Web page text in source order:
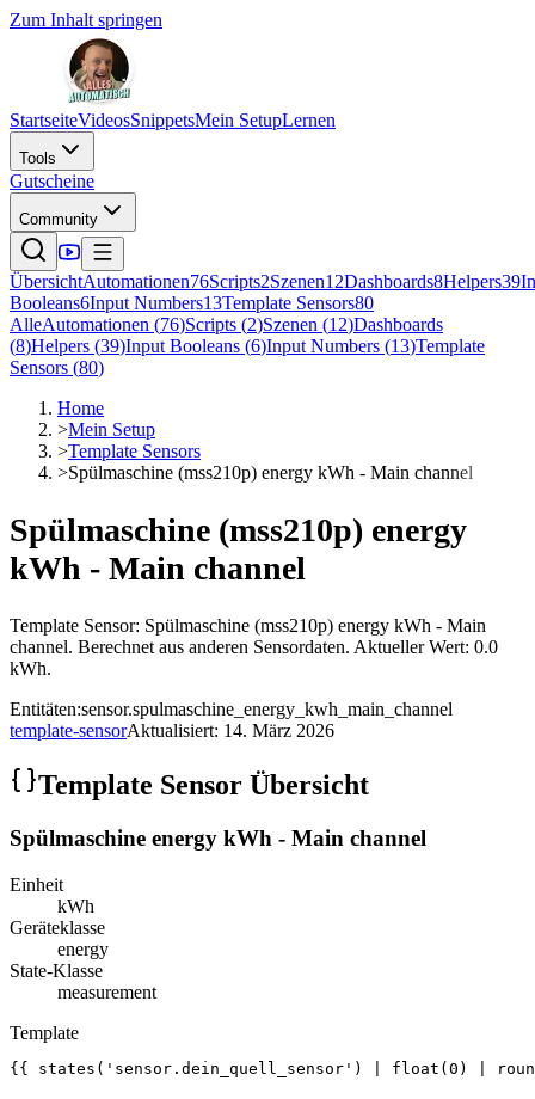
Zum Inhalt springen
StartseiteVideosSnippetsMein SetupLernen
Tools
Gutscheine
Community
ÜbersichtAutomationen76Scripts2Szenen12Dashboards8Helpers39
Booleans6Input Numbers13Template Sensors80
AlleAutomationen (76)Scripts (2)Szenen (12)Dashboards
(8)Helpers (39)Input Booleans (6)Input Numbers (13)Template
Sensors (80)
Home
>Mein Setup
>Template Sensors
>Spülmaschine (mss210p) energy kWh - Main channel
Spülmaschine (mss210p) energy
kWh - Main channel
Template Sensor: Spülmaschine (mss210p) energy kWh - Main
channel. Berechnet aus anderen Sensordaten. Aktueller Wert: 0.0
kWh.
Entitäten:sensor.spulmaschine_energy_kwh_main_channel
template-sensorAktualisiert: 14. März 2026
Template Sensor Übersicht
Spülmaschine energy kWh - Main channel
Einheit
kWh
Geräteklasse
energy
State-Klasse
measurement
Template
{{ states('sensor.dein_quell_sensor') | float(0) |